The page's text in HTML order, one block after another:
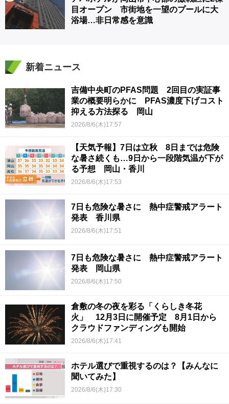
目オープン 市街地を一望のプールに大
浴場…非日常感を意識
新着ニュース
吉備中央町のPFAS問題 2回目の実証事
業の概要明らかに PFAS濃度下げコスト
抑える方法探る 岡山
2026/8/6(木)17:57
【天気予報】7日は立秋 8日までは危険
な暑さ続くも…9日から一段階気温が下が
る予想 岡山・香川
2026/8/6(木)17:53
7日も危険な暑さに 熱中症警戒アラート
発表 香川県
2026/8/6(木)17:51
7日も危険な暑さに 熱中症警戒アラート
発表 岡山県
2026/8/6(木)17:50
倉敷の冬の夜を彩る「くらしき冬花
火」 12月3日に開催予定 8月1日から
クラウドファンディングも開始
2026/8/6(木)17:41
ホテル選びで重視するのは？【みんなに
聞いてみた】
2026/8/6(木)17:30